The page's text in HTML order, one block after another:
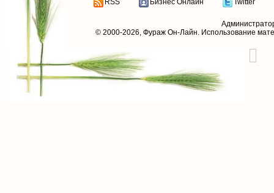
RSS Бизнес Онлайн Twitter
© 2000-2026, Фураж Он-Лайн. Использование